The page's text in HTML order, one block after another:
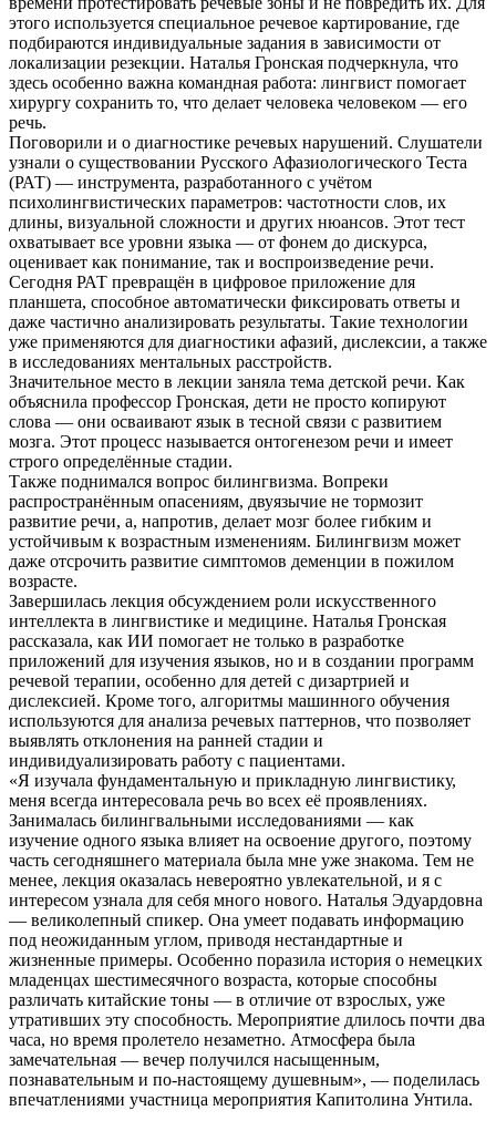
этого используется специальное речевое картирование, где
подбираются индивидуальные задания в зависимости от
локализации резекции. Наталья Гронская подчеркнула, что
здесь особенно важна командная работа: лингвист помогает
хирургу сохранить то, что делает человека человеком — его
речь.
Поговорили и о диагностике речевых нарушений. Слушатели
узнали о существовании Русского Афазиологического Теста
(РАТ) — инструмента, разработанного с учётом
психолингвистических параметров: частотности слов, их
длины, визуальной сложности и других нюансов. Этот тест
охватывает все уровни языка — от фонем до дискурса,
оценивает как понимание, так и воспроизведение речи.
Сегодня РАТ превращён в цифровое приложение для
планшета, способное автоматически фиксировать ответы и
даже частично анализировать результаты. Такие технологии
уже применяются для диагностики афазий, дислексии, а также
в исследованиях ментальных расстройств.
Значительное место в лекции заняла тема детской речи. Как
объяснила профессор Гронская, дети не просто копируют
слова — они осваивают язык в тесной связи с развитием
мозга. Этот процесс называется онтогенезом речи и имеет
строго определённые стадии.
Также поднимался вопрос билингвизма. Вопреки
распространённым опасениям, двуязычие не тормозит
развитие речи, а, напротив, делает мозг более гибким и
устойчивым к возрастным изменениям. Билингвизм может
даже отсрочить развитие симптомов деменции в пожилом
возрасте.
Завершилась лекция обсуждением роли искусственного
интеллекта в лингвистике и медицине. Наталья Гронская
рассказала, как ИИ помогает не только в разработке
приложений для изучения языков, но и в создании программ
речевой терапии, особенно для детей с дизартрией и
дислексией. Кроме того, алгоритмы машинного обучения
используются для анализа речевых паттернов, что позволяет
выявлять отклонения на ранней стадии и
индивидуализировать работу с пациентами.
«Я изучала фундаментальную и прикладную лингвистику,
меня всегда интересовала речь во всех её проявлениях.
Занималась билингвальными исследованиями — как
изучение одного языка влияет на освоение другого, поэтому
часть сегодняшнего материала была мне уже знакома. Тем не
менее, лекция оказалась невероятно увлекательной, и я с
интересом узнала для себя много нового. Наталья Эдуардовна
— великолепный спикер. Она умеет подавать информацию
под неожиданным углом, приводя нестандартные и
жизненные примеры. Особенно поразила история о немецких
младенцах шестимесячного возраста, которые способны
различать китайские тоны — в отличие от взрослых, уже
утративших эту способность. Мероприятие длилось почти два
часа, но время пролетело незаметно. Атмосфера была
замечательная — вечер получился насыщенным,
познавательным и по-настоящему душевным», — поделилась
впечатлениями участница мероприятия Капитолина Унтила.